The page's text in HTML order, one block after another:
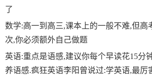
了
数学:高一到高三,课本上的一般不难,但高
次,你必须额外自己做题
英语:重点是语感,建议你每个早读花15分
养语感.疯狂英语李阳曾说过:学英语,最厉